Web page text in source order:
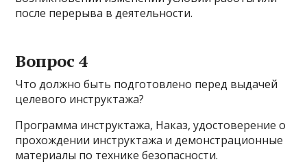
после перерыва в деятельности.
Вопрос 4
Что должно быть подготовлено перед выдачей
целевого инструктажа?
Программа инструктажа, Наказ, удостоверение о
прохождении инструктажа и демонстрационные
материалы по технике безопасности.